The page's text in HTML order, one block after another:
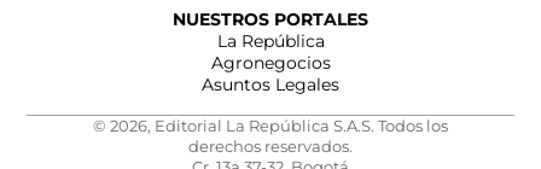
NUESTROS PORTALES
La República
Agronegocios
Asuntos Legales
© 2026, Editorial La República S.A.S. Todos los
derechos reservados.